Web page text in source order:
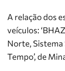
A relação dos
veículos:
Norte, Sistema
Tempo’, de